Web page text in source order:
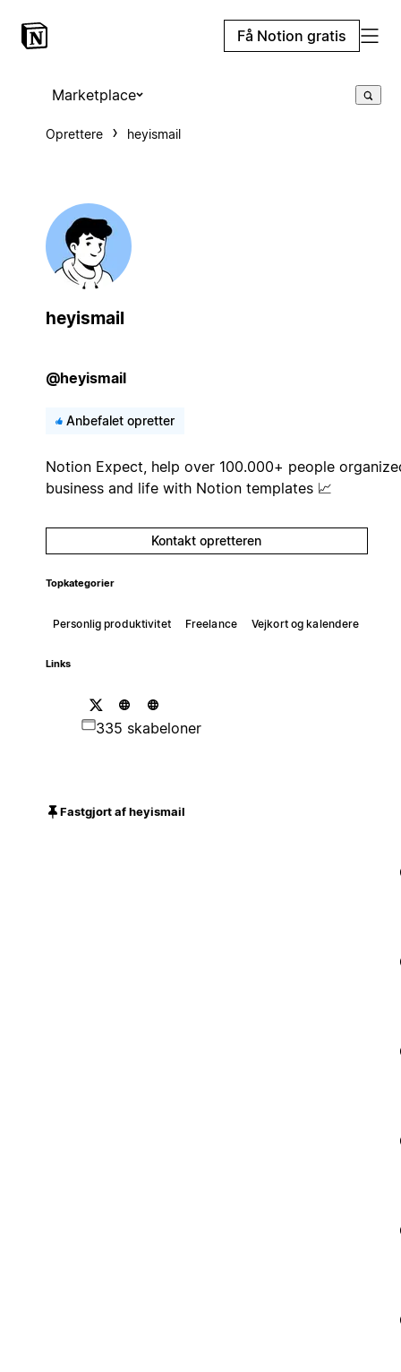
Få Notion gratis
Marketplace
Oprettere heyismail
heyismail
@heyismail
Anbefalet opretter
Notion Expect, help over 100.000+ people
business and life with Notion templates 📈
Kontakt opretteren
Topkategorier
Personlig produktivitet Freelance Vejkort og kalendere
Links
335 skabeloner
Fastgjort af heyismail